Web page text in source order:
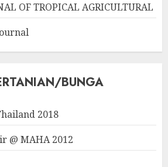
OF TROPICAL AGRICULTURAL
BUNGA
2018
@ MAHA 2012